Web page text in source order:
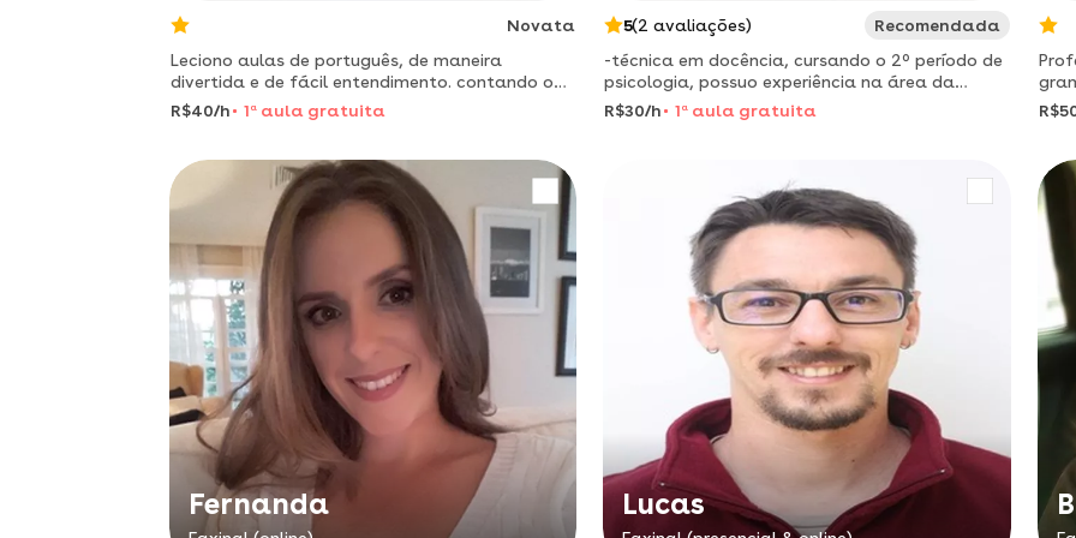
Novata
Leciono aulas de português, de maneira
divertida e de fácil entendimento. contando o
passado, mostrando o presente e semeando o
R$40/h 1 a aula gratuita
5(2 avaliações)
Recomendada
-técnica em docência, cursando o 2º período de
psicologia, possuo experiência na área da
educação, com aulas particulares de reforço e
estágios em instituições públicas de ensino.
R$30/h 1 a aula gratuita
Fernanda Lucas